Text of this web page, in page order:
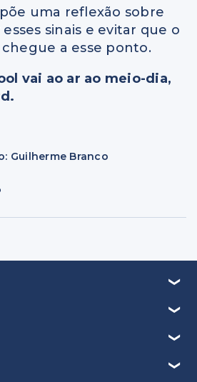
uma reflexão sobre
sinais e evitar que o
a esse ponto.
vai ao ar ao meio-dia,
Guilherme Branco